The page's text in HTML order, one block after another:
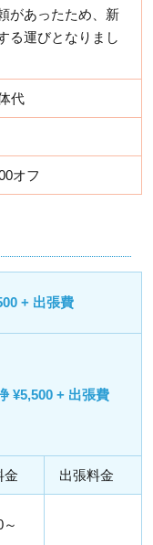
があったため、新
る運びとなりまし
代
オフ
+ 出張費
¥5,500 + 出張費
金 出張料金